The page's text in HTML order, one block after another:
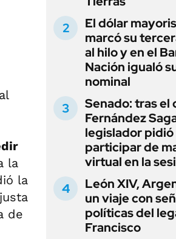
la
la
de
El dólar
marcó su
al hilo y en el
Nación igualó
nominal
Senado: tras el
Fernández
legislador pidió
participar de
virtual en la
León XIV,
un viaje con
políticas del
Francisco